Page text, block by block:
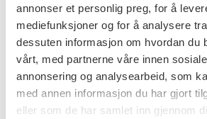
annonser et personlig preg, for å
mediefunksjoner og for å analysere
dessuten informasjon om hvordan du
vårt, med partnerne våre innen
annonsering og analysearbeid, som
med annen informasjon du har gjort
eller som de har samlet inn gjennom
Kategori Grafikk,
Teknikk og
materiale
Linoleumsnitt på